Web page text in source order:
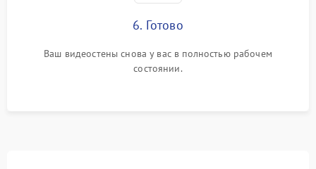
6. Готово
Ваш видеостены снова у вас в полностью рабочем
состоянии.